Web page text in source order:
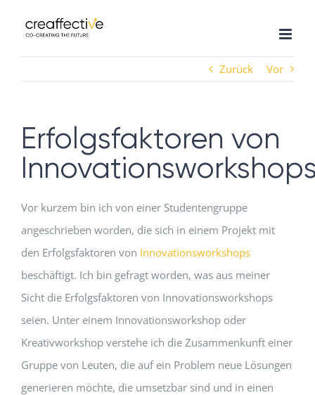
Inhalt
springen
Zurück
Vor
Erfolgsfaktoren von
Vor kurzem bin ich von einer Studentengruppe
angeschrieben worden, die sich in einem Projekt mit
den Erfolgsfaktoren von Innovationsworkshops
beschäftigt. Ich bin gefragt worden, was aus meiner
Sicht die Erfolgsfaktoren von Innovationsworkshops
seien. Unter einem Innovationsworkshop oder
Kreativworkshop verstehe ich die Zusammenkunft einer
Gruppe von Leuten, die auf ein Problem neue Lösungen
generieren möchte, die umsetzbar sind und in einen